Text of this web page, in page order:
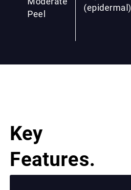
Peel
(epidermal)
Key
Features.